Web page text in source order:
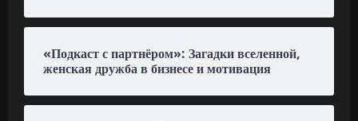
«Подкаст с партнёром»: Загадки вселенной,
женская дружба в бизнесе и мотивация